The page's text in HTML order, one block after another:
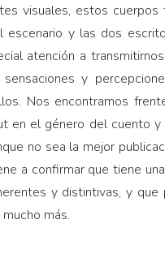
visuales, estos cuerpos
escenario y las dos
atención a
y
Nos encontramos
en el género del cuento y
no sea la mejor
a confirmar que tiene
y distintivas, y que
más.